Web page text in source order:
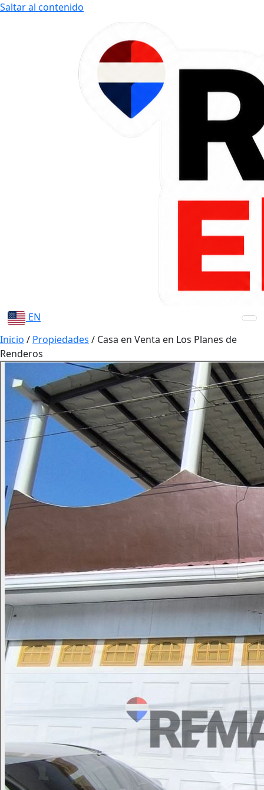
Saltar al contenido
EN
Inicio / Propiedades / Casa en Venta en Los Planes de
Renderos